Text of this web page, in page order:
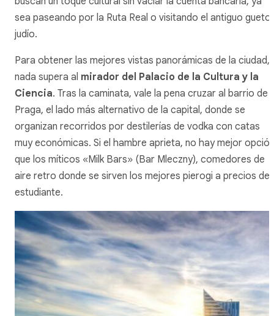
sea paseando por la Ruta Real o visitando el antiguo gueto
judío.
Para obtener las mejores vistas panorámicas de la ciudad,
nada supera al mirador del Palacio de la Cultura y la
Ciencia. Tras la caminata, vale la pena cruzar al barrio de
Praga, el lado más alternativo de la capital, donde se
organizan recorridos por destilerías de vodka con catas
muy económicas. Si el hambre aprieta, no hay mejor opción
que los míticos «Milk Bars» (Bar Mleczny), comedores de
aire retro donde se sirven los mejores pierogi a precios de
estudiante.